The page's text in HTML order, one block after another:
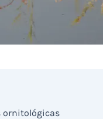
ornitológicas